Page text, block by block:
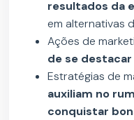
resultados da
em alternativas
Ações de
de se
Estratégias de
auxiliam no
conquistar